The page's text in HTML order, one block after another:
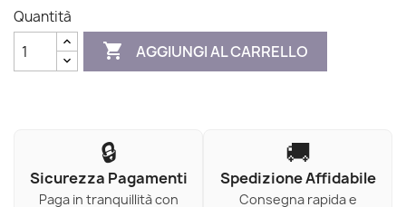
Quantità
 AGGIUNGI AL CARRELLO
🔒
Sicurezza Pagamenti
Paga in tranquillità con
🚚
Spedizione Affidabile
Consegna rapida e